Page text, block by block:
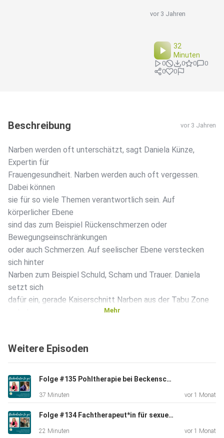
vor 3 Jahren
32
Minuten
0 0 0
0
0
0
Beschreibung vor 3 Jahren
Narben werden oft unterschätzt, sagt Daniela Künze,
Expertin für
Frauengesundheit. Narben werden auch oft vergessen.
Dabei können
sie für so viele Themen verantwortlich sein. Auf
körperlicher Ebene
sind das zum Beispiel Rückenschmerzen oder
Bewegungseinschränkungen
oder auch Schmerzen. Auf seelischer Ebene verstecken
sich hinter
Narben zum Beispiel Schuld, Scham und Trauer. Daniela
setzt sich
dafür ein, gerade Kaiserschnitt Narben aus der Tabu Zone
deiner Narbe verbessern können. Danielas Kurs findest du
https://daniela-kuenze.de/dive-deep-2. und hier geht es zu
ihrem
Newsletter http://tinyurl.com/Zu-Newsletter
Mehr
Weitere Episoden
Folge #135 Pohltherapie bei Beckenschmerzsyndrom mit Miriam Kock
37 Minuten vor 1 Monat
Folge #134 Fachtherapeut*in für sexuelle Gesundheit werden- wie überzeuge ich meine*n Chef*in?
22 Minuten vor 1 Monat